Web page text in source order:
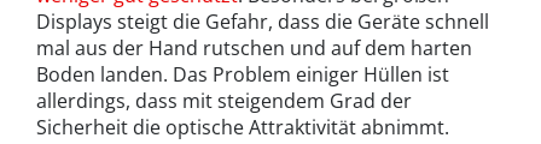
Displays steigt die Gefahr, dass die Geräte schnell
mal aus der Hand rutschen und auf dem harten
Boden landen. Das Problem einiger Hüllen ist
allerdings, dass mit steigendem Grad der
Sicherheit die optische Attraktivität abnimmt.